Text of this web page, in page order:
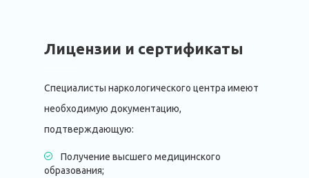
Лицензии и сертификаты
Специалисты наркологического центра имеют
необходимую документацию,
подтверждающую:
Получение высшего медицинского
образования;